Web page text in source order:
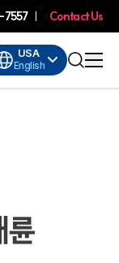
7557 Contact Us
USA
English